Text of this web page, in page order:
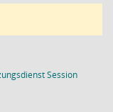
Session(Wird in